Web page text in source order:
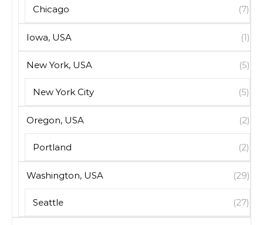
Chicago (7)
Iowa, USA (1)
New York, USA (5)
New York City (5)
Oregon, USA (2)
Portland (2)
Washington, USA (29)
Seattle (27)